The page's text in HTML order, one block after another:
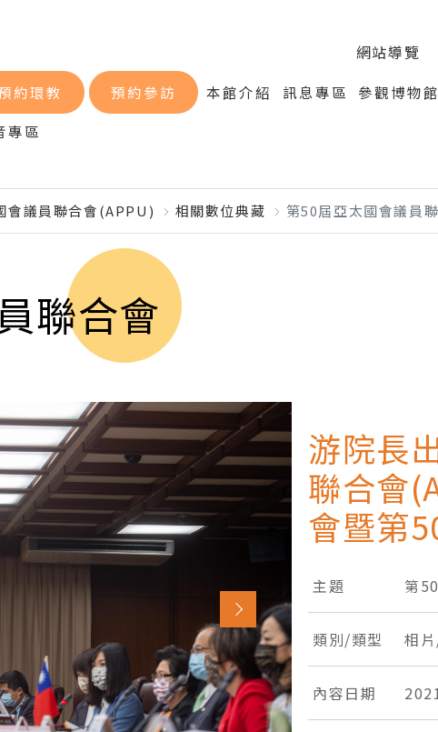
網站導覽
約環教 預約參訪 本館介紹 訊息專區 參觀博物館
專區
會議員聯合會(APPU) 相關數位典藏 第50屆亞太國會議員
聯合會
游院長
聯合會
會暨第
主題 第
類別/類型 相
內容日期